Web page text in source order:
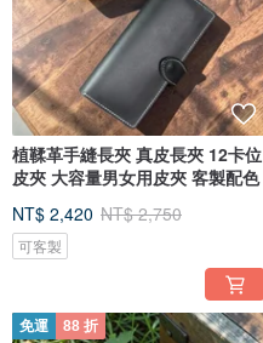
植鞣革手縫長夾 真皮長夾 12卡位
皮夾 大容量男女用皮夾 客製配色
NT$ 2,420 NT$ 2,750
可客製
免運 88 折